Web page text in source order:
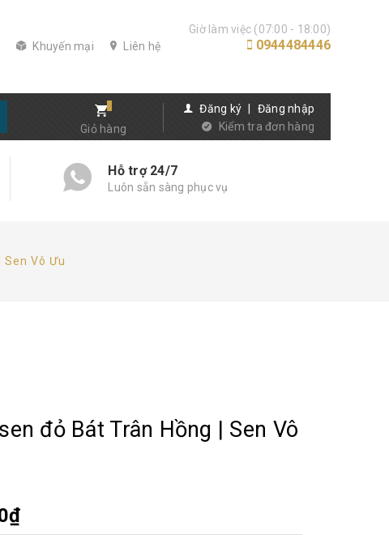
Khuyến mại Liên hệ
Giờ làm việc (07:00 - 18:00)
0944484446
Giỏ hàng
Đăng ký
Đăng nhập
Kiểm tra đơn hàng
Hỗ trợ 24/7
Luôn sẵn sàng phục vụ
Vô Ưu
đỏ Bát Trân Hồng | Sen Vô